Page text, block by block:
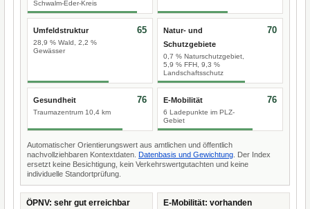
Schwalm-Eder-Kreis
Umfeldstruktur
28,9 % Wald, 2,2 %
Gewässer
65
Natur- und
Schutzgebiete
0,7 % Naturschutzgebiet,
5,9 % FFH, 9,3 %
Landschaftsschutz
70
Gesundheit
Traumazentrum 10,4 km
76 E-Mobilität
6 Ladepunkte im PLZ-
Gebiet
76
Automatischer Orientierungswert aus amtlichen und öffentlich
nachvollziehbaren Kontextdaten. Datenbasis und Gewichtung . Der Index
ersetzt keine Besichtigung, kein Verkehrswertgutachten und keine
individuelle Standortprüfung.
ÖPNV: sehr gut erreichbar E-Mobilität: vorhanden